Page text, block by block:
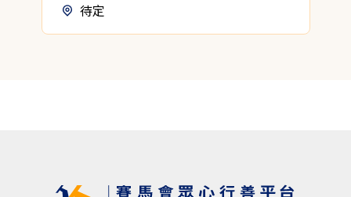
待定